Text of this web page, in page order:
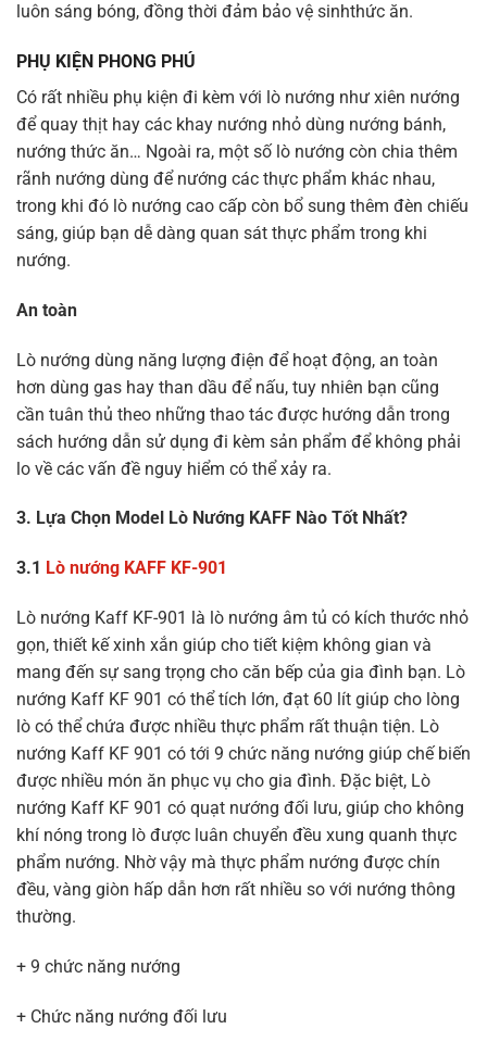
luôn sáng bóng, đồng thời đảm bảo vệ sinhthức ăn.
PHỤ KIỆN PHONG PHÚ
Có rất nhiều phụ kiện đi kèm với lò nướng như xiên nướng
để quay thịt hay các khay nướng nhỏ dùng nướng bánh,
nướng thức ăn… Ngoài ra, một số lò nướng còn chia thêm
rãnh nướng dùng để nướng các thực phẩm khác nhau,
trong khi đó lò nướng cao cấp còn bổ sung thêm đèn chiếu
sáng, giúp bạn dễ dàng quan sát thực phẩm trong khi
nướng.
An toàn
Lò nướng dùng năng lượng điện để hoạt động, an toàn
hơn dùng gas hay than dầu để nấu, tuy nhiên bạn cũng
cần tuân thủ theo những thao tác được hướng dẫn trong
sách hướng dẫn sử dụng đi kèm sản phẩm để không phải
lo về các vấn đề nguy hiểm có thể xảy ra.
3. Lựa Chọn Model Lò Nướng KAFF Nào Tốt Nhất?
3.1 Lò nướng KAFF KF-901
Lò nướng Kaff KF-901 là lò nướng âm tủ có kích thước nhỏ
gọn, thiết kế xinh xắn giúp cho tiết kiệm không gian và
mang đến sự sang trọng cho căn bếp của gia đình bạn. Lò
nướng Kaff KF 901 có thể tích lớn, đạt 60 lít giúp cho lòng
lò có thể chứa được nhiều thực phẩm rất thuận tiện. Lò
nướng Kaff KF 901 có tới 9 chức năng nướng giúp chế biến
được nhiều món ăn phục vụ cho gia đình. Đặc biệt, Lò
nướng Kaff KF 901 có quạt nướng đối lưu, giúp cho không
khí nóng trong lò được luân chuyển đều xung quanh thực
phẩm nướng. Nhờ vậy mà thực phẩm nướng được chín
đều, vàng giòn hấp dẫn hơn rất nhiều so với nướng thông
thường.
+ 9 chức năng nướng
+ Chức năng nướng đối lưu